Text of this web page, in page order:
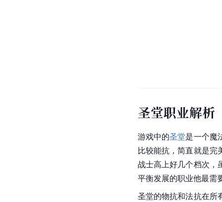
圣堂职业解析
游戏中的圣堂是一个魔
比较能抗，简直就是完
战士高上好几个档次，
平衡发展的职业他最需
圣堂的物抗和法抗在所